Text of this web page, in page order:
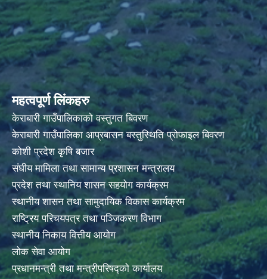
महत्वपूर्ण लिंकहरु
केराबारी गाउँपालिकाको वस्तुगत बिवरण
केराबारी गाउँपालिका आप्रबासन बस्तुस्थिति प्रोफाइल बिवरण
कोशी प्रदेश कृषि बजार
संघीय मामिला तथा सामान्य प्रशासन मन्त्रालय
प्रदेश तथा स्थानिय शासन सहयोग कार्यक्रम
स्थानीय शासन तथा सामुदायिक विकास कार्यक्रम
राष्ट्रिय परिचयपत्र तथा पञ्जिकरण विभाग
स्थानीय निकाय वित्तीय आयोग
लोक सेवा आयोग
प्रधानमन्त्री तथा मन्त्रीपरिषद्को कार्यालय